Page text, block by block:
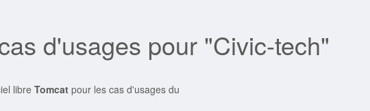
d'usages pour "Civic-tech"
libreTomcat pour les cas d'usages du